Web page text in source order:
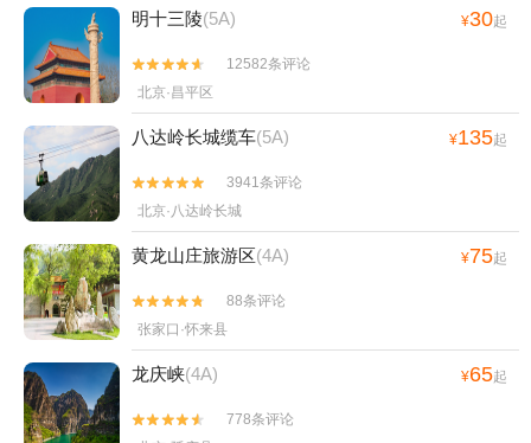
明十三陵(5A) ¥30起


12582条评论
北京·昌平区
八达岭长城缆车(5A) ¥135起


3941条评论
北京·八达岭长城
黄龙山庄旅游区(4A) ¥75起


88条评论
张家口·怀来县
龙庆峡(4A) ¥65起


778条评论